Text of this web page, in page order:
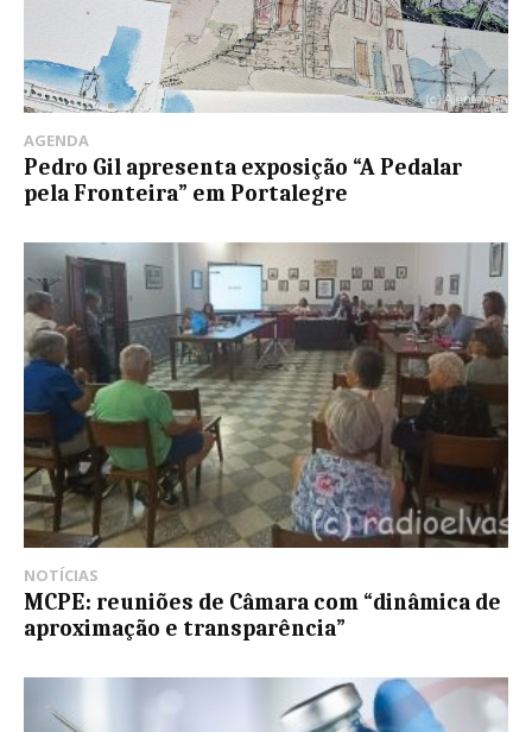
AGENDA
Pedro Gil apresenta exposição “A Pedalar
pela Fronteira” em Portalegre
NOTÍCIAS
MCPE: reuniões de Câmara com “dinâmica de
aproximação e transparência”